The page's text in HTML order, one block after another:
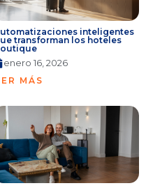
inteligentes
transforman los hoteles
enero 16, 2026
MÁS